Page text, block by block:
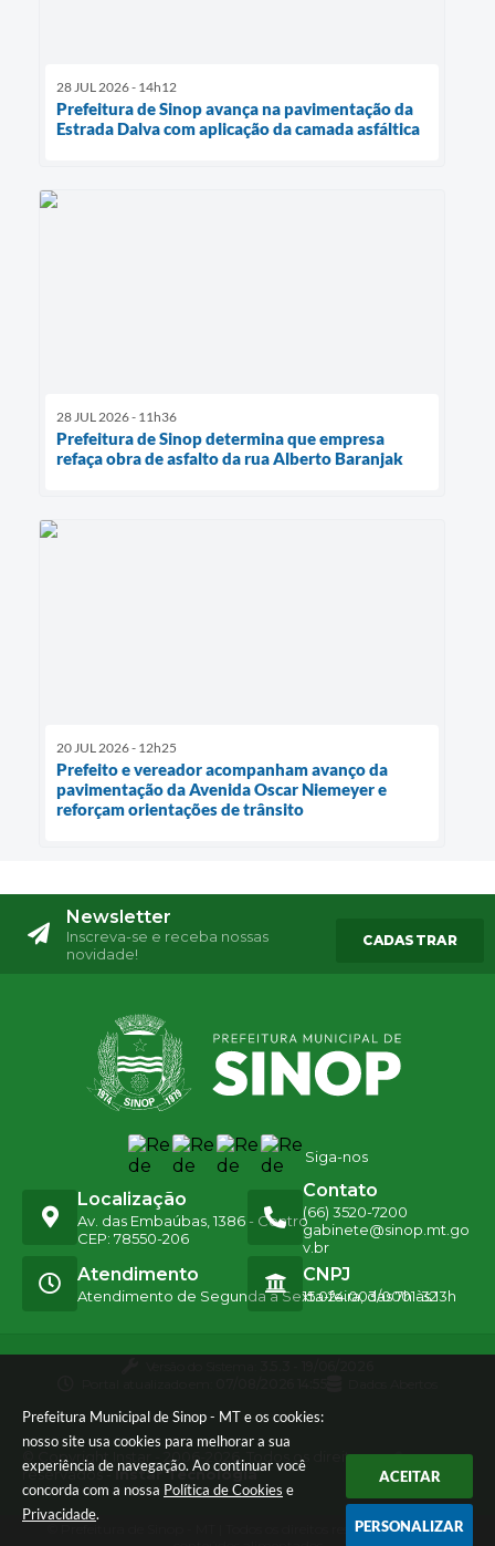
Prefeitura Municipal de Sinop - MT e os cookies:
nosso site usa cookies para melhorar a sua
experiência de navegação. Ao continuar você
concorda com a nossa Política de Cookies e
Privacidade.
ACEITAR
PERSONALIZAR
28 JUL 2026 - 14h12
Prefeitura de Sinop avança na pavimentação da
Estrada Dalva com aplicação da camada asfáltica
28 JUL 2026 - 11h36
Prefeitura de Sinop determina que empresa
refaça obra de asfalto da rua Alberto Baranjak
20 JUL 2026 - 12h25
Prefeito e vereador acompanham avanço da
pavimentação da Avenida Oscar Niemeyer e
reforçam orientações de trânsito
Newsletter
Inscreva-se e receba nossas
novidade!
CADASTRAR
Siga-nos
Localização
Av. das Embaúbas, 1386 - Centro
CEP: 78550-206
Contato
(66) 3520-7200
gabinete@sinop.mt.go
v.br
Atendimento
Atendimento de Segunda a Sexta-feira, das 7h às 13h
CNPJ
15.024.003/0001-32
© Copyright Instar - 2006-2026. Todos os direitos
reservados - Instar Tecnologia